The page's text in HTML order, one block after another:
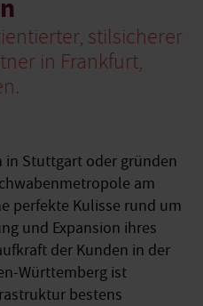
stilsicherer
in Frankfurt,
in Stuttgart oder gründen
am
perfekte Kulisse rund um
und Expansion ihres
der Kunden in der
Württemberg ist
bestens